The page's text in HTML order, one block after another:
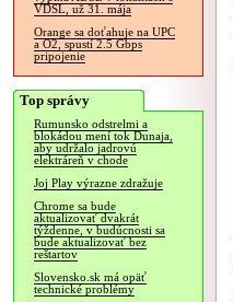
VDSL, už 31. mája
Orange sa doťahuje na UPC
a O2, spustí 2.5 Gbps
pripojenie
Top správy
Rumunsko odstrelmi a
blokádou mení tok Dunaja,
aby udržalo jadrovú
elektráreň v chode
Joj Play výrazne zdražuje
Chrome sa bude
aktualizovať dvakrát
týždenne, v budúcnosti sa
bude aktualizovať bez
reštartov
Slovensko.sk má opäť
technické problémy